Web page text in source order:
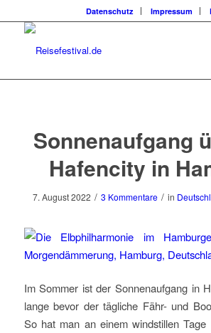
Datenschutz Impressum
Sonnenaufgang
Hafencity in
7. August 2022 / 3 Kommentare / in
Im Sommer ist der Sonnenaufgang in
lange bevor der tägliche Fähr- und
So hat man an einem windstillen